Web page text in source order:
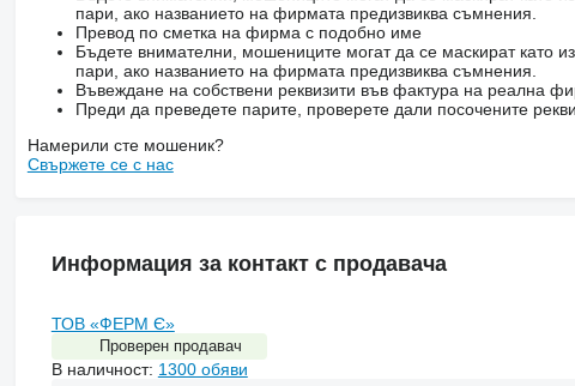
пари, ако названието на фирмата предизвиква съмнения.
Превод по сметка на фирма с подобно име
Бъдете внимателни, мошениците могат да се маскират като
пари, ако названието на фирмата предизвиква съмнения.
Въвеждане на собствени реквизити във фактура на реална
Преди да преведете парите, проверете дали посочените
Намерили сте мошеник?
Свържете се с нас
Информация за контакт с продавача
ТОВ «ФЕРМ Є»
Проверен продавач
В наличност: 1300 обяви